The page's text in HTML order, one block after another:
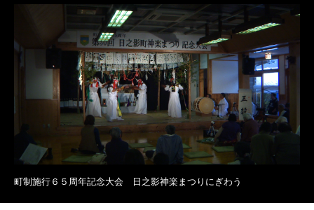
町制施行６５周年記念大会 日之影神楽まつりにぎわう